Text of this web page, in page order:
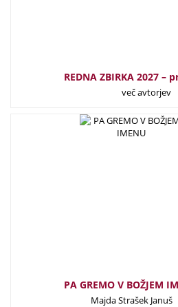
REDNA ZBIRKA 2027 –
več avtorjev
PA GREMO V BOŽJEM
Majda Strašek Januš
29,50 €